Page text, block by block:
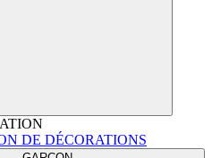
DE DÉCORATIONS